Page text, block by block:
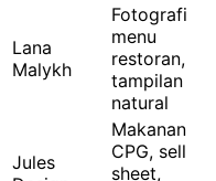
Lana
Malykh
Fotografi
menu
restoran,
tampilan
natural
Jules
Makanan
CPG, sell
sheet,